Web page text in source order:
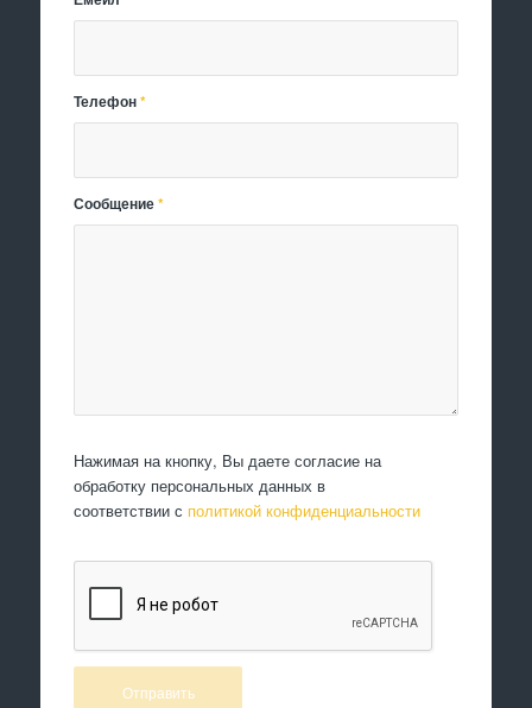
Телефон*
Сообщение*
Нажимая на кнопку, Вы даете согласие на
обработку персональных данных в
соответствии с политикой конфиденциальности